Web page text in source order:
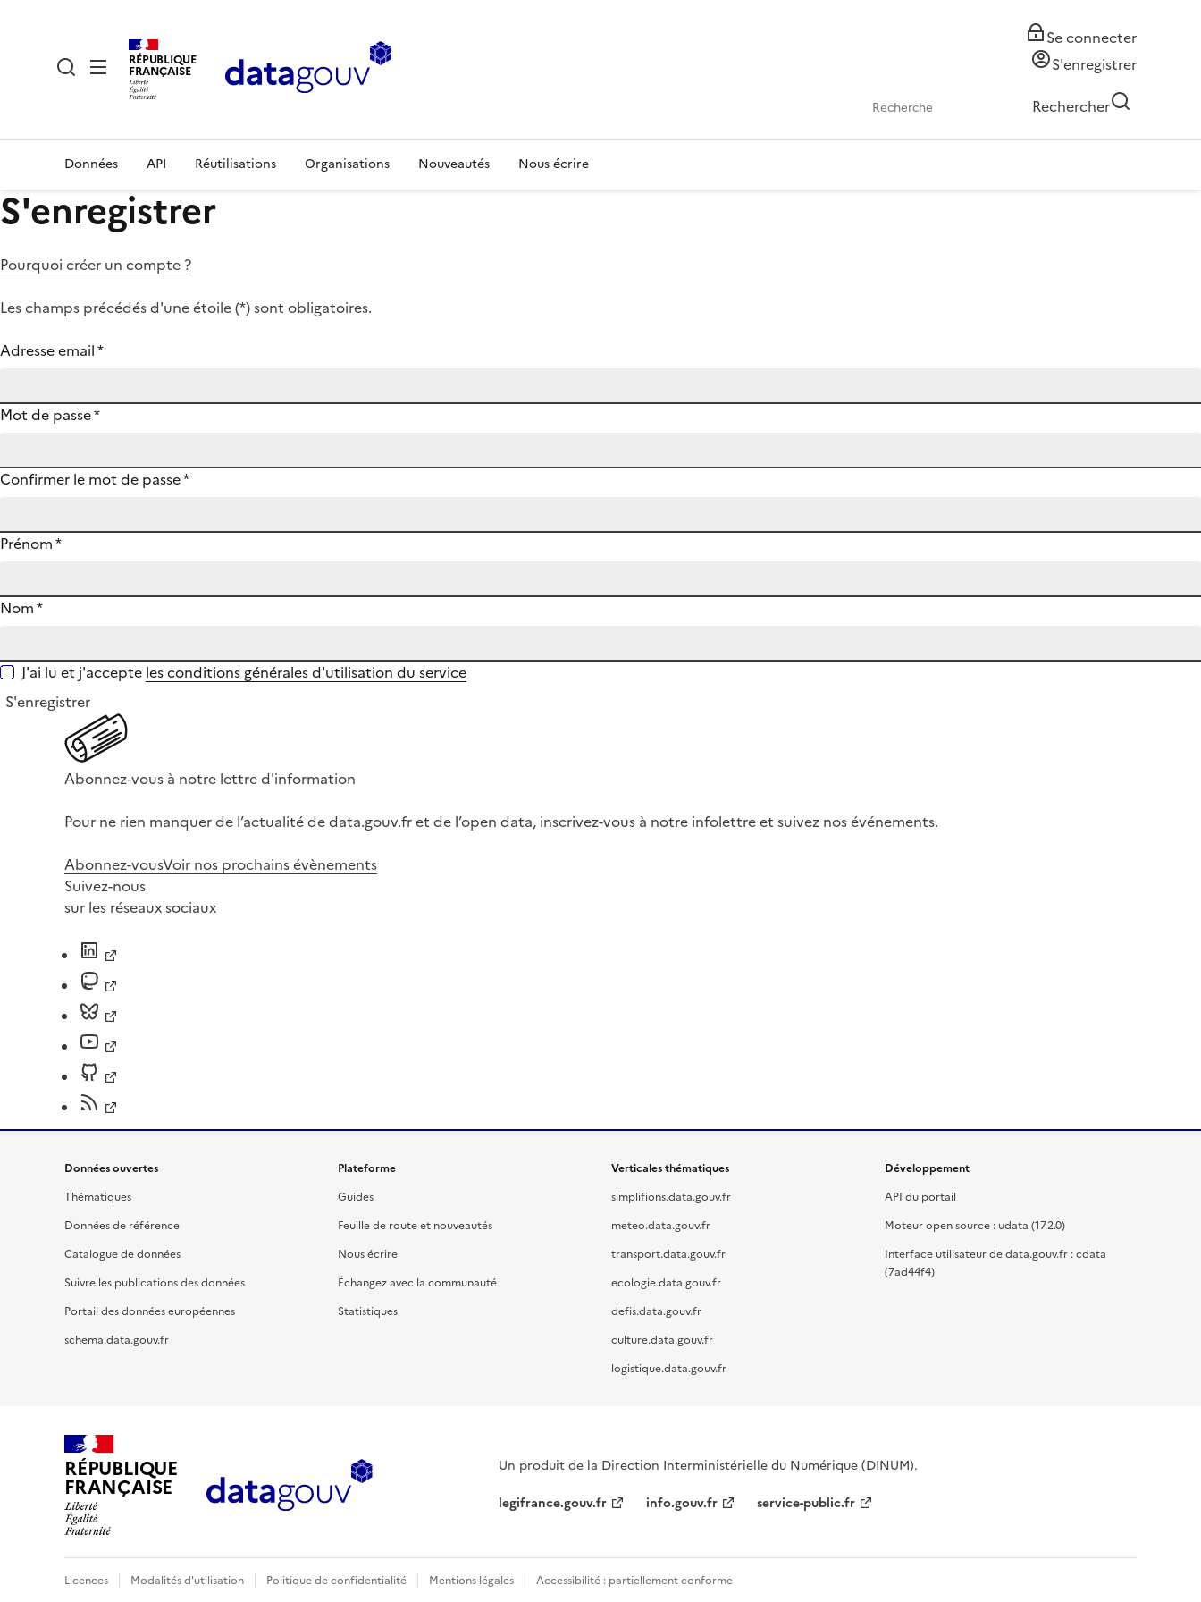
RÉPUBLIQUE
FRANÇAISE
Se connecter
S'enregistrer
Rechercher
Données API Réutilisations Organisations Nouveautés Nous écrire
S'enregistrer
Pourquoi créer un compte ?
Les champs précédés d'une étoile (*) sont obligatoires.
Adresse email*
Mot de passe*
Confirmer le mot de passe*
Prénom*
Nom*
J'ai lu et j'accepte les conditions générales d'utilisation du service
S'enregistrer
Abonnez-vous à notre lettre d'information
Pour ne rien manquer de l’actualité de data.gouv.fr et de l’open data, inscrivez-vous à notre infolettre et suivez nos événements.
Abonnez-vousVoir nos prochains évènements
Suivez-nous
sur les réseaux sociaux
Données ouvertes
Thématiques
Données de référence
Catalogue de données
Suivre les publications des données
Portail des données européennes
schema.data.gouv.fr
Plateforme
Guides
Feuille de route et nouveautés
Nous écrire
Échangez avec la communauté
Statistiques
Verticales thématiques
simplifions.data.gouv.fr
meteo.data.gouv.fr
transport.data.gouv.fr
ecologie.data.gouv.fr
defis.data.gouv.fr
culture.data.gouv.fr
logistique.data.gouv.fr
Développement
API du portail
Moteur open source : udata (17.2.0)
Interface utilisateur de data.gouv.fr : cdata
(7ad44f4)
RÉPUBLIQUE
FRANÇAISE
Un produit de la Direction Interministérielle du Numérique (DINUM).
legifrance.gouv.fr
info.gouv.fr service-public.fr
Licences Modalités d'utilisation Politique de confidentialité Mentions légales Accessibilité : partiellement conforme